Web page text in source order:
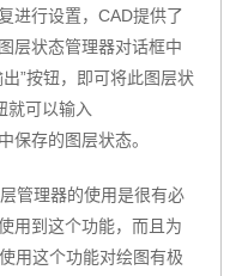
进行设置，CAD提供了
层状态管理器对话框中
”按钮，即可将此图层状
就可以输入
保存的图层状态。
管理器的使用是很有必
用到这个功能，而且为
用这个功能对绘图有极